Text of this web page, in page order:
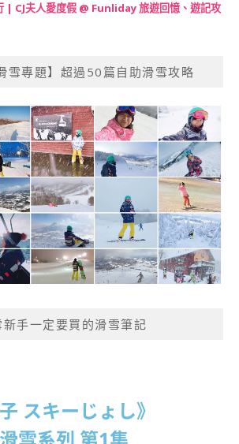
| CJ夫人愛度假 @ Funliday 旅遊回憶、遊記攻
雪專題】超過50篇自助滑雪攻略
新手一定要買的滑雪筆記